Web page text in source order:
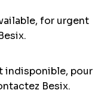
for urgent
indisponible, pour
Besix.